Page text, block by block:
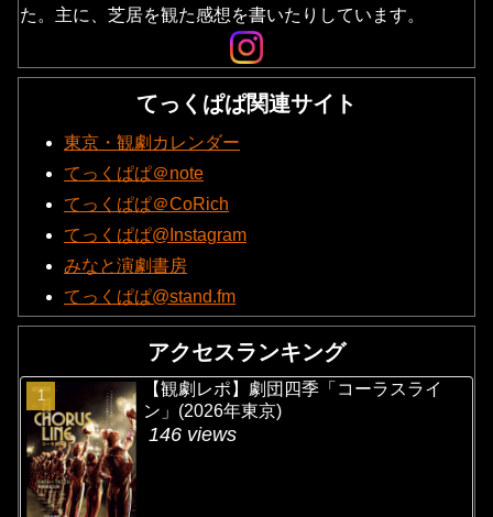
た。主に、芝居を観た感想を書いたりしています。
てっくぱぱ関連サイト
東京・観劇カレンダー
てっくぱぱ＠note
てっくぱぱ＠CoRich
てっくぱぱ@Instagram
みなと演劇書房
てっくぱぱ@stand.fm
アクセスランキング
【観劇レポ】劇団四季「コーラスライ
ン」(2026年東京)
146 views